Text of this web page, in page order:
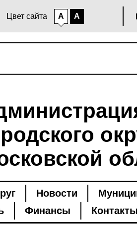
Цвет сайта A A
Новости
Финансы